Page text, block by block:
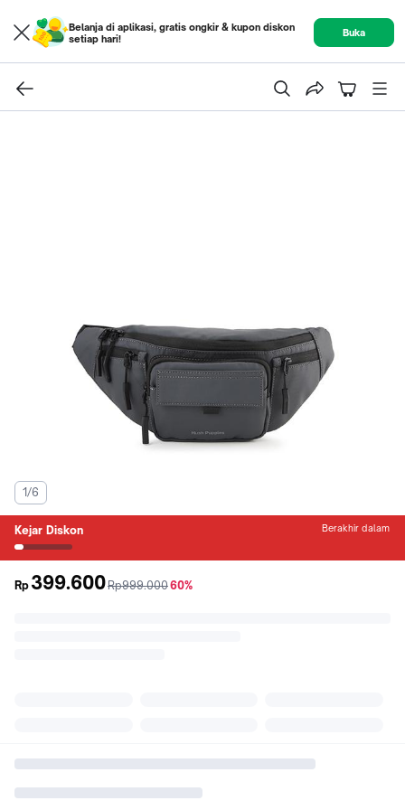
Belanja di aplikasi, gratis ongkir & kupon diskon
setiap hari!
Buka
1/6
Kejar Diskon Berakhir dalam
Rp 399.600sebelum
Rp999.000diskon
60%